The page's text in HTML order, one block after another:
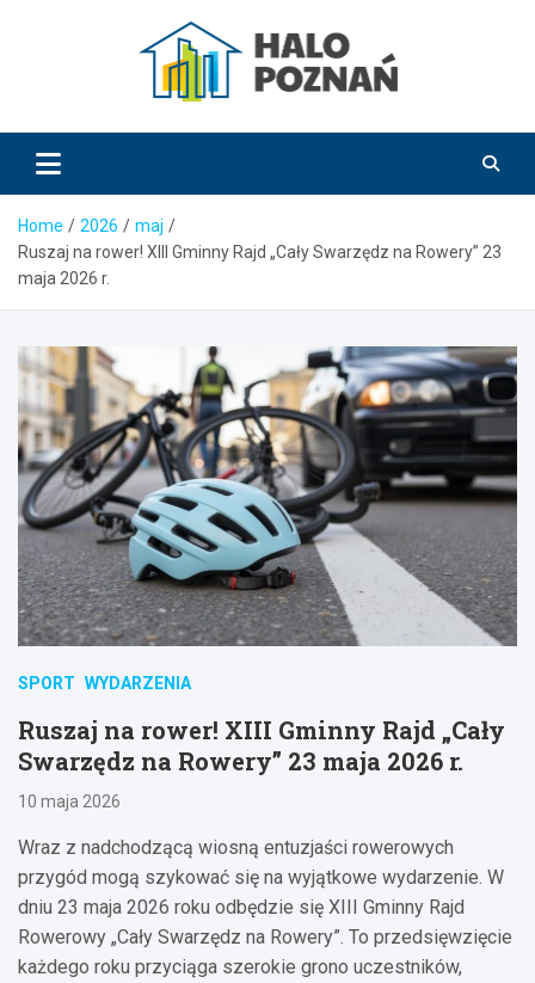
HaloPoznań.pl
Home 2026
maj
Ruszaj na rower! XIII Gminny Rajd „Cały Swarzędz na Rowery” 23
maja 2026 r.
SPORT WYDARZENIA
Ruszaj na rower! XIII Gminny Rajd „Cały
Swarzędz na Rowery” 23 maja 2026 r.
10 maja 2026
Wraz z nadchodzącą wiosną entuzjaści rowerowych
przygód mogą szykować się na wyjątkowe wydarzenie. W
dniu 23 maja 2026 roku odbędzie się XIII Gminny Rajd
Rowerowy „Cały Swarzędz na Rowery”. To przedsięwzięcie
każdego roku przyciąga szerokie grono uczestników,